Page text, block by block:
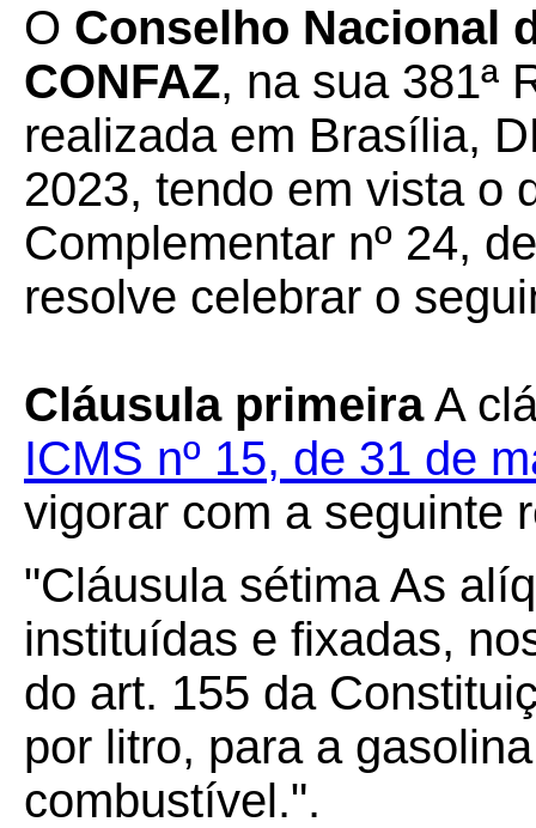
O Conselho Nacional
CONFAZ, na sua 381ª
realizada em Brasília,
2023, tendo em vista o
Complementar nº 24,
resolve celebrar o
Cláusula primeiraA
ICMS nº 15, de 31 de
vigorar com a seguinte
"Cláusula sétima As
instituídas e fixadas,
do art. 155 da
por litro, para a
combustível.".